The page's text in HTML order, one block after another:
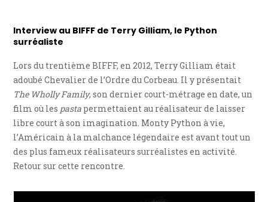
Interview au BIFFF de Terry Gilliam, le Python
surréaliste
Lors du trentième BIFFF, en 2012, Terry Gilliam était
adoubé Chevalier de l’Ordre du Corbeau. Il y présentait
The Wholly Family, son dernier court-métrage en date, un
film où les pasta permettaient au réalisateur de laisser
libre court à son imagination. Monty Python à vie,
l’Américain à la malchance légendaire est avant tout un
des plus fameux réalisateurs surréalistes en activité.
Retour sur cette rencontre.